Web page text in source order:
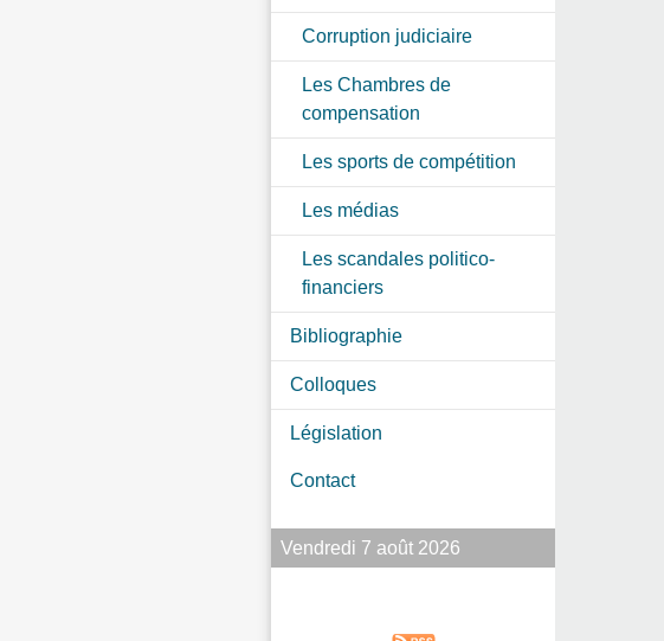
Corruption judiciaire
Les Chambres de
compensation
Les sports de compétition
Les médias
Les scandales politico-
financiers
Bibliographie
Colloques
Législation
Contact
Vendredi 7 août 2026